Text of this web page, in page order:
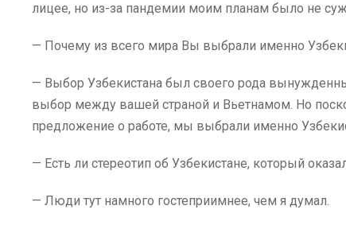
лицее, но из-за пандемии моим планам было не
— Почему из всего мира Вы выбрали именно
— Выбор Узбекистана был своего рода
выбор между вашей страной и Вьетнамом. Но
предложение о работе, мы выбрали именно
— Есть ли стереотип об Узбекистане, который
— Люди тут намного гостеприимнее, чем я думал.